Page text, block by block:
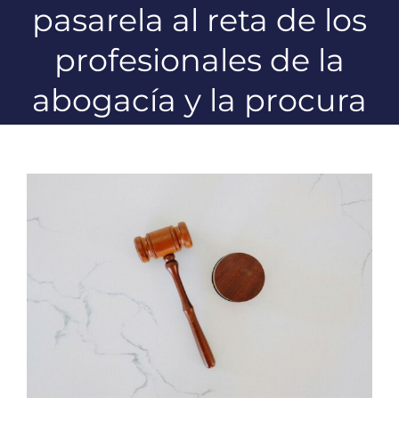
pasarela al reta de los
profesionales de la
abogacía y la procura
más